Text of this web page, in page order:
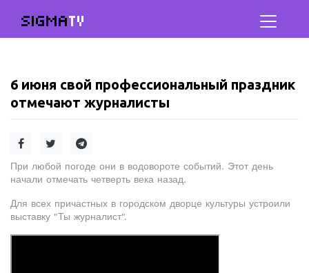
SIGMATV
6 июня свой профессиональный праздник
отмечают журналисты
При любой погоде они в водовороте событий. Этот день
начали отмечать четверть века назад.
Для всех причастных в городском дворце культуры устроили
выставку "Ты журналист".